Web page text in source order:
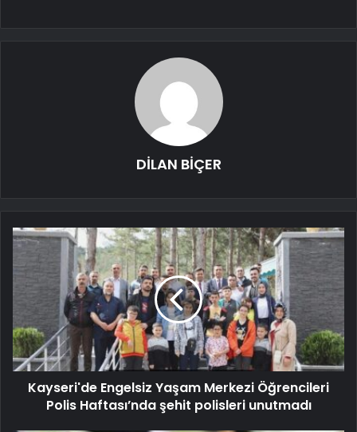
DİLAN BİÇER
Kayseri'de Engelsiz Yaşam Merkezi Öğrencileri
Polis Haftası’nda şehit polisleri unutmadı